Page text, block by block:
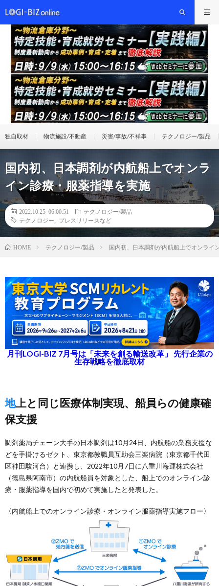
独自取材 物流施設/不動産 災害/事故/不祥事 テクノロジー/製品
国内初、日本調剤が内航船上でオンラ
イン診療・服薬指導を実施
2022.10.25 06:00:51
テクノロジー/製品
テクノロジー
プレスリリースなど
HOME テクノロジー/製品 国内初、日本調剤が内航船上でオンライ
月刊LOGI-BIZ 7月号は「未来を創る輸送改革」 先行企業の
生存戦略を徹底取材
地上と同じ医療体制実現、船員らの健康確
保支援
​調剤薬局チェーン大手の日本調剤は10月24日、内航船の業務支援な
どを手掛けるゼクト、東京都教職員互助会三楽病院（東京都千代田
区神田駿河台）と連携し、2022年10月7日に八重川海運株式会社
（徳島県阿南市）の内航船員を対象とした、船上でのオンライン診
療・服薬指導を国内で初めて実施したと発表した。
〈内航船上でのオンライン診療・オンライン服薬指導実施フロー〉